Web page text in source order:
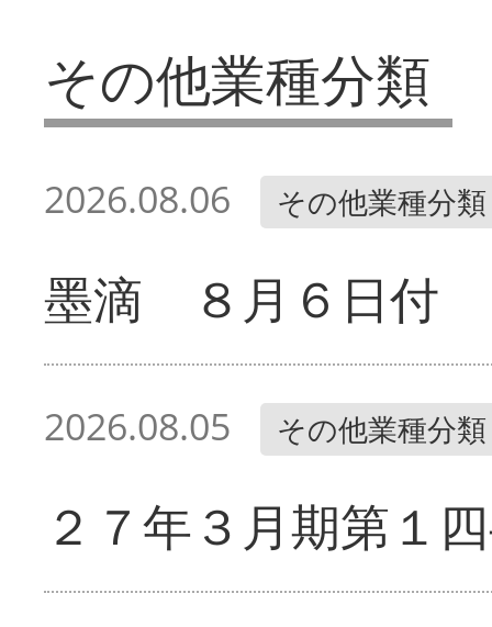
その他業種分類
2026.08.06 その他業種分類
墨滴 ８月６日付
2026.08.05 その他業種分類
２７年３月期第１